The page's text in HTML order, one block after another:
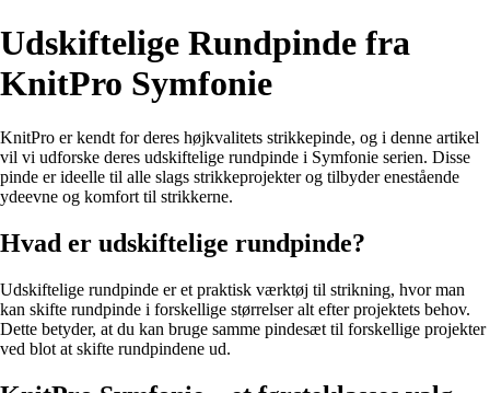
Udskiftelige Rundpinde fra
KnitPro Symfonie
KnitPro er kendt for deres højkvalitets strikkepinde, og i denne artikel
vil vi udforske deres udskiftelige rundpinde i Symfonie serien. Disse
pinde er ideelle til alle slags strikkeprojekter og tilbyder enestående
ydeevne og komfort til strikkerne.
Hvad er udskiftelige rundpinde?
Udskiftelige rundpinde er et praktisk værktøj til strikning, hvor man
kan skifte rundpinde i forskellige størrelser alt efter projektets behov.
Dette betyder, at du kan bruge samme pindesæt til forskellige projekter
ved blot at skifte rundpindene ud.